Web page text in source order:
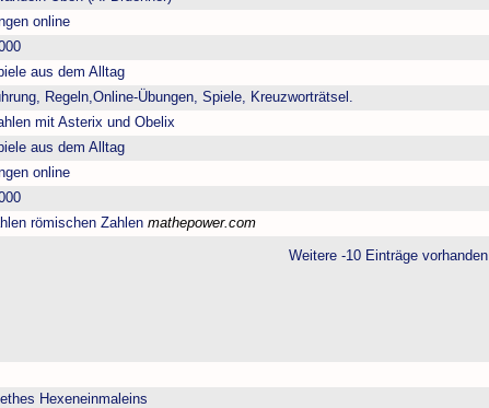
online
aus dem Alltag
Regeln,Online-Übungen, Spiele, Kreuzworträtsel.
mit Asterix und Obelix
aus dem Alltag
online
römischen Zahlen mathepower.com
Weitere -10 Einträge vorhanden
Hexeneinmaleins